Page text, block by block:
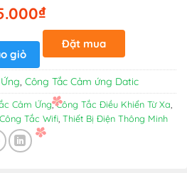
₫Giá
hiện
tại
là:
355.000₫.
giỏ
Đặt mua
ngay
, Công Tắc Cảm ứng Datic
Cảm Ứng,Công Tắc Điều Khiển Từ Xa
Công Tắc Wifi Thiết Bị Điện Thông Minh